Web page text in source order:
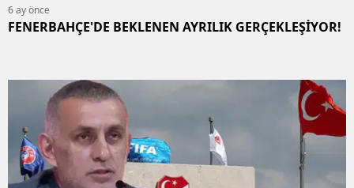
6 ay önce
FENERBAHÇE'DE BEKLENEN AYRILIK GERÇEKLEŞİYOR!